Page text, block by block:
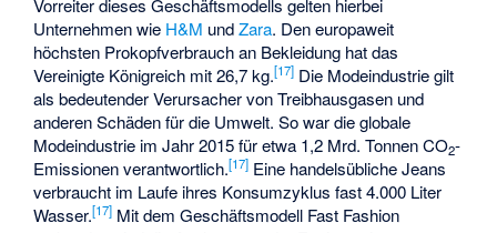
Vorreiter dieses Geschäftsmodells gelten hierbei
Unternehmen wie H&M undZara. Den europaweit
höchsten Prokopfverbrauch an Bekleidung hat das
Vereinigte Königreich mit 26,7 kg.[17] Die Modeindustrie gilt
als bedeutender Verursacher von Treibhausgasen und
anderen Schäden für die Umwelt. So war die globale
Modeindustrie im Jahr 2015 für etwa 1,2 Mrd. Tonnen CO2-
Emissionen verantwortlich.[17] Eine handelsübliche Jeans
verbraucht im Laufe ihres Konsumzyklus fast 4.000 Liter
Wasser.[17] Mit dem Geschäftsmodell Fast Fashion